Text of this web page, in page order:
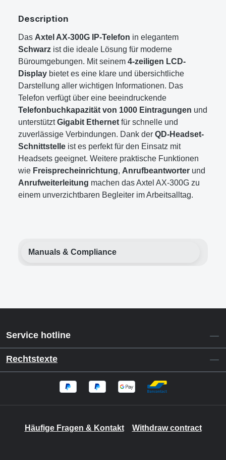
Description
Das Axtel AX-300G IP-Telefon in elegantem
Schwarz ist die ideale Lösung für moderne
Büroumgebungen. Mit seinem 4-zeiligen LCD-
Display bietet es eine klare und übersichtliche
Darstellung aller wichtigen Informationen. Das
Telefon verfügt über eine beeindruckende
Telefonbuchkapazität von 1000 Eintragungen und
unterstütztGigabit Ethernet für schnelle und
zuverlässige Verbindungen. Dank der QD-Headset-
Schnittstelle ist es perfekt für den Einsatz mit
Headsets geeignet. Weitere praktische Funktionen
wie Freisprecheinrichtung, Anrufbeantworter und
Anrufweiterleitung machen das Axtel AX-300G zu
einem unverzichtbaren Begleiter im Arbeitsalltag.
Manuals & Compliance
Service hotline
Rechtstexte
Häufige Fragen & Kontakt Withdraw contract